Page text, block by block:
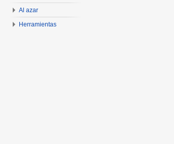
Al azar
Herramientas